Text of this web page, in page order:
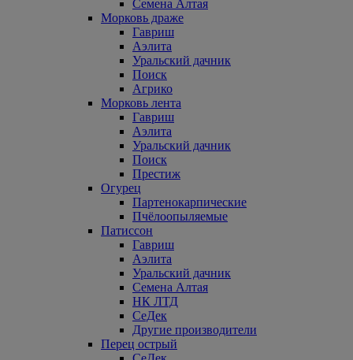
Семена Алтая
Морковь драже
Гавриш
Аэлита
Уральский дачник
Поиск
Агрико
Морковь лента
Гавриш
Аэлита
Уральский дачник
Поиск
Престиж
Огурец
Партенокарпические
Пчёлоопыляемые
Патиссон
Гавриш
Аэлита
Уральский дачник
Семена Алтая
НК ЛТД
СеДек
Другие производители
Перец острый